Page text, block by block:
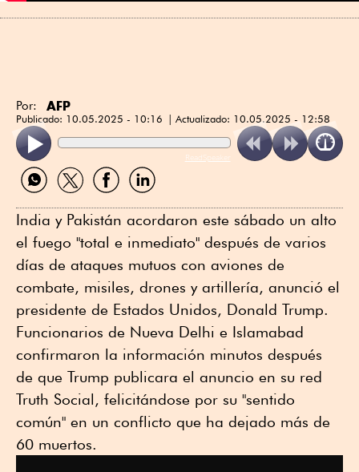
Por: AFP
Publicado: 10.05.2025 - 10:16 Actualizado: 10.05.2025 - 12:58
ReadSpeaker
Compartir
por
Compartir
por
Compartir
por
Compartir
por
India y Pakistán acordaron este sábado un alto
el fuego "total e inmediato" después de varios
días de ataques mutuos con aviones de
combate, misiles, drones y artillería, anunció el
presidente de Estados Unidos, Donald Trump.
Funcionarios de Nueva Delhi e Islamabad
confirmaron la información minutos después
de que Trump publicara el anuncio en su red
Truth Social, felicitándose por su "sentido
común" en un conflicto que ha dejado más de
60 muertos.